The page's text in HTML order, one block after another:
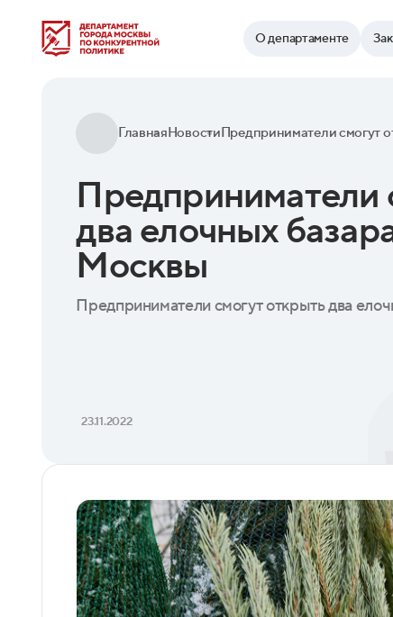
О департаменте
ГлавнаяНовости
Предприниматели
два елочных
Москвы
Предприниматели смогут открыть два
23.11.2022